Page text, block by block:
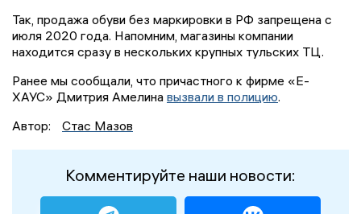
Так, продажа обуви без маркировки в РФ запрещена с
июля 2020 года. Напомним, магазины компании
находится сразу в нескольких крупных тульских ТЦ.
Ранее мы сообщали, что причастного к фирме «Е-
ХАУС» Дмитрия Амелина вызвали в полицию.
Автор:
Стас Мазов
Комментируйте наши новости: